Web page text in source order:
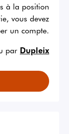
à la position
vous devez
un compte.
par Dupleix